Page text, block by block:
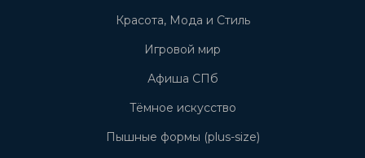
Красота, Мода и Стиль
Игровой мир
Афиша СПб
Тёмное искусство
Пышные формы (plus-size)